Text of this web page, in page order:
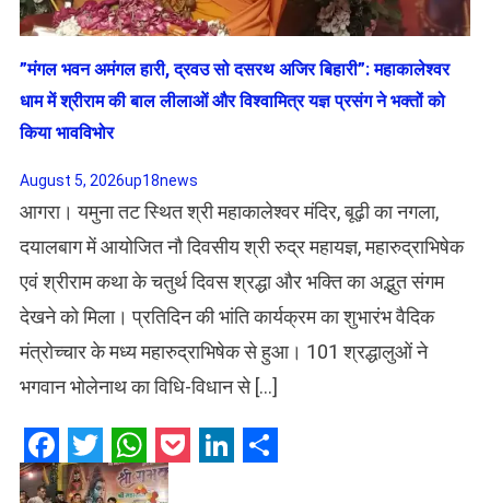
​”मंगल भवन अमंगल हारी, द्रवउ सो दसरथ अजिर बिहारी”: महाकालेश्वर
धाम में श्रीराम की बाल लीलाओं और विश्वामित्र यज्ञ प्रसंग ने भक्तों को
किया भावविभोर
August 5, 2026up18news
आगरा। यमुना तट स्थित श्री महाकालेश्वर मंदिर, बूढ़ी का नगला,
दयालबाग में आयोजित नौ दिवसीय श्री रुद्र महायज्ञ, महारुद्राभिषेक
एवं श्रीराम कथा के चतुर्थ दिवस श्रद्धा और भक्ति का अद्भुत संगम
देखने को मिला। प्रतिदिन की भांति कार्यक्रम का शुभारंभ वैदिक
मंत्रोच्चार के मध्य महारुद्राभिषेक से हुआ। 101 श्रद्धालुओं ने
भगवान भोलेनाथ का विधि-विधान से […]
Facebook
Twitter
WhatsApp
Pocket